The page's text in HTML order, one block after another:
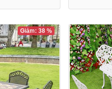
Giảm: 38 %